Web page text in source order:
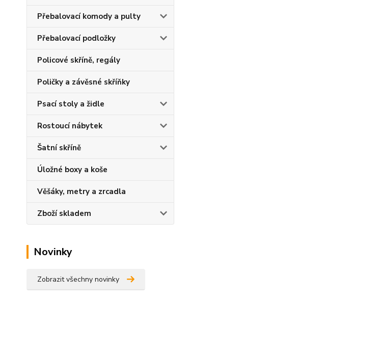
Přebalovací komody a pulty
Přebalovací podložky
Policové skříně, regály
Poličky a závěsné skříňky
Psací stoly a židle
Rostoucí nábytek
Šatní skříně
Úložné boxy a koše
Věšáky, metry a zrcadla
Zboží skladem
Novinky
Zobrazit všechny novinky